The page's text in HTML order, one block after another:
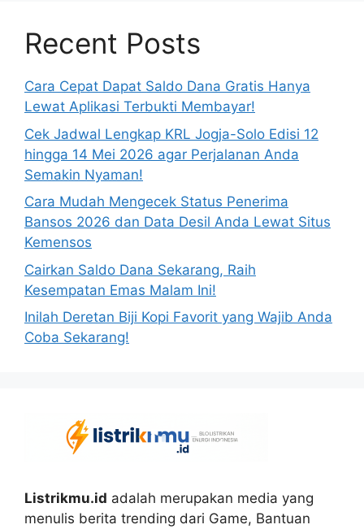
Recent Posts
Cara Cepat Dapat Saldo Dana Gratis Hanya
Lewat Aplikasi Terbukti Membayar!
Cek Jadwal Lengkap KRL Jogja-Solo Edisi 12
hingga 14 Mei 2026 agar Perjalanan Anda
Semakin Nyaman!
Cara Mudah Mengecek Status Penerima
Bansos 2026 dan Data Desil Anda Lewat Situs
Kemensos
Cairkan Saldo Dana Sekarang, Raih
Kesempatan Emas Malam Ini!
Inilah Deretan Biji Kopi Favorit yang Wajib Anda
Coba Sekarang!
Listrikmu.id adalah merupakan media yang
menulis berita trending dari Game, Bantuan